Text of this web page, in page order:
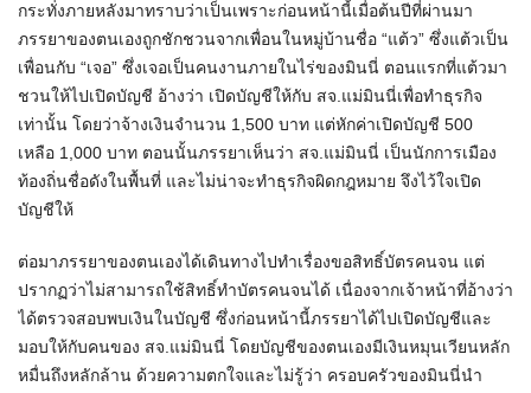
กระทั่งภายหลังมาทราบว่าเป็นเพราะก่อนหน้านี้เมื่อต้นปีที่ผ่านมา
ภรรยาของตนเองถูกชักชวนจากเพื่อนในหมู่บ้านชื่อ “แต้ว” ซึ่งแต้วเป็น
เพื่อนกับ “เจอ” ซึ่งเจอเป็นคนงานภายในไร่ของมินนี่ ตอนแรกที่แต้วมา
ชวนให้ไปเปิดบัญชี อ้างว่า เปิดบัญชีให้กับ สจ.แม่มินนี่เพื่อทำธุรกิจ
เท่านั้น โดยว่าจ้างเงินจำนวน 1,500 บาท แต่หักค่าเปิดบัญชี 500
เหลือ 1,000 บาท ตอนนั้นภรรยาเห็นว่า สจ.แม่มินนี่ เป็นนักการเมือง
ท้องถิ่นชื่อดังในพื้นที่ และไม่น่าจะทำธุรกิจผิดกฎหมาย จึงไว้ใจเปิด
บัญชีให้
ต่อมาภรรยาของตนเองได้เดินทางไปทำเรื่องขอสิทธิ์บัตรคนจน แต่
ปรากฏว่าไม่สามารถใช้สิทธิ์ทำบัตรคนจนได้ เนื่องจากเจ้าหน้าที่อ้างว่า
ได้ตรวจสอบพบเงินในบัญชี ซึ่งก่อนหน้านี้ภรรยาได้ไปเปิดบัญชีและ
มอบให้กับคนของ สจ.แม่มินนี่ โดยบัญชีของตนเองมีเงินหมุนเวียนหลัก
หมื่นถึงหลักล้าน ด้วยความตกใจและไม่รู้ว่า ครอบครัวของมินนี่นำ